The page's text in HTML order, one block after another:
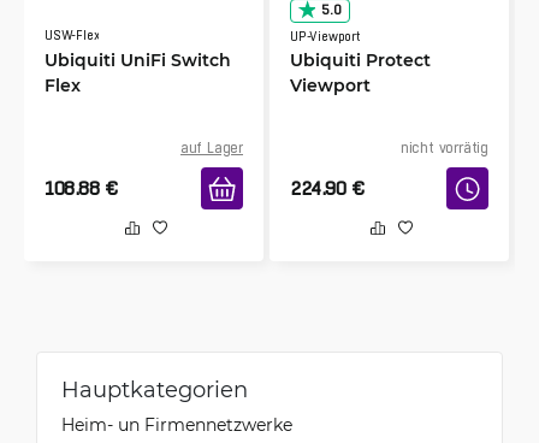
USW-Flex
Ubiquiti UniFi Switch
Flex
auf Lager
108.88 €
5.0
UP-Viewport
Ubiquiti Protect
Viewport
nicht vorrätig
224.90 €
Hauptkategorien
Heim- un Firmennetzwerke